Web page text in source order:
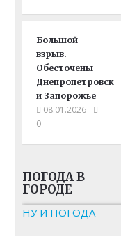
Большой
взрыв.
Обесточены
Днепропетровск
и Запорожье
08.01.2026
0
ПОГОДА В
ГОРОДЕ
НУ И ПОГОДА